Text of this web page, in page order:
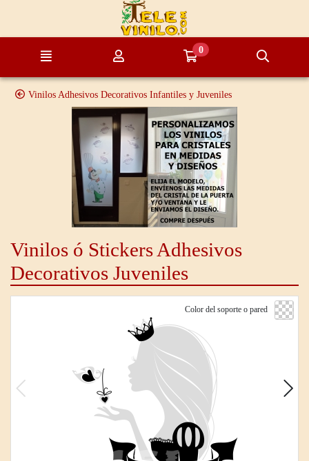
Ir al contenido principal de la página
Ir a mi compra
0
Vinilos Adhesivos Decorativos Infantiles y Juveniles
Vinilos ó Stickers Adhesivos
Decorativos Juveniles
Color del soporte o pared